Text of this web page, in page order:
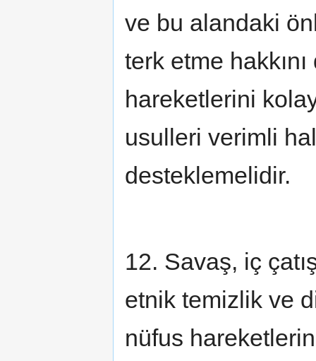
ve bu alandaki
terk etme
hareketlerini
usulleri verimli
desteklemelidir.
12. Savaş, iç
etnik temizlik ve
nüfus